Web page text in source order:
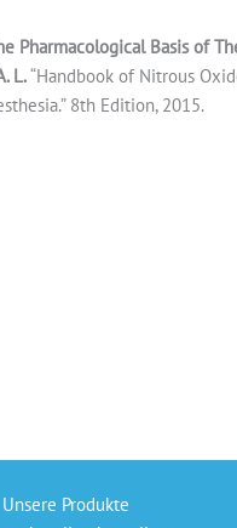
Pharmacological Basis of
L.“Handbook of Nitrous
8th Edition, 2015.
Unsere Produkte